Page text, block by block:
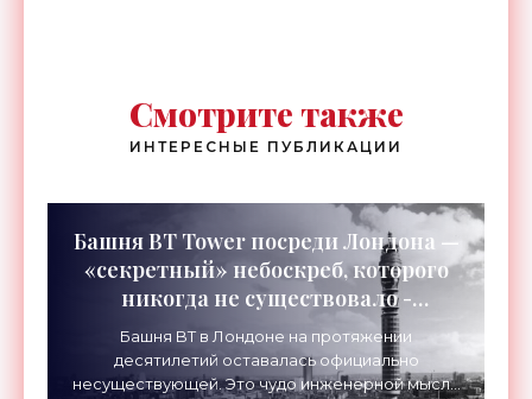
Смотрите также
ИНТЕРЕСНЫЕ ПУБЛИКАЦИИ
Башня BT Tower посреди Лондона —
«секретный» небоскреб, которого
никогда не существовало -
«Технологии»
Башня BT в Лондоне на протяжении
десятилетий оставалась официально
несуществующей. Это чудо инженерной мысли